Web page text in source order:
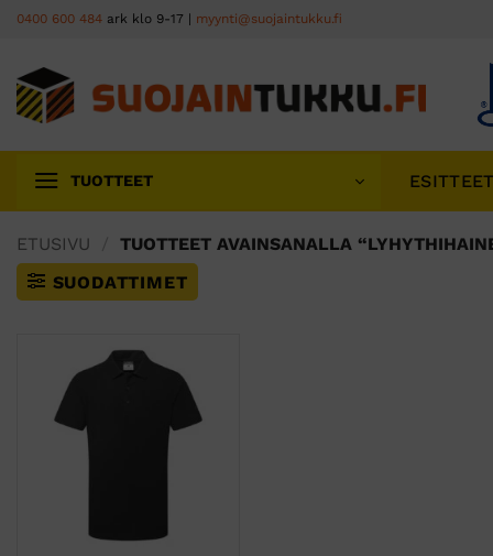
Skip
content
0400 600 484 ark klo 9-17 | myynti@suojaintukku.fi
TUOTTEET ESITTEET
ETUSIVU
TUOTTEET AVAINSANALLA
SUODATTIMET